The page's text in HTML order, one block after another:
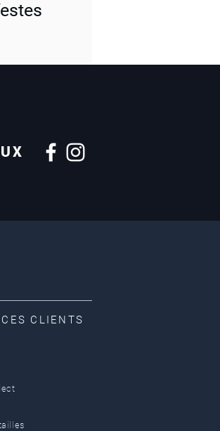
CLIENTS